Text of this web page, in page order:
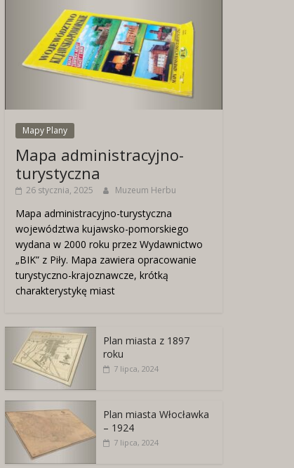
Mapy Plany
Mapa administracyjno-
turystyczna
26 stycznia, 2025 Muzeum Herbu
Mapa administracyjno-turystyczna
województwa kujawsko-pomorskiego
wydana w 2000 roku przez Wydawnictwo
„BIK” z Piły. Mapa zawiera opracowanie
turystyczno-krajoznawcze, krótką
charakterystykę miast
Plan miasta z 1897
roku
7 lipca, 2024
Plan miasta Włocławka
– 1924
7 lipca, 2024